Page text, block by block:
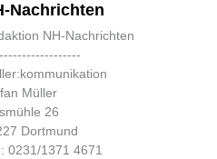
Nachrichten
NH-Nachrichten
Müller
26
Dortmund
0231/1371 4671